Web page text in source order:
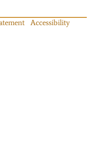
Accessibility